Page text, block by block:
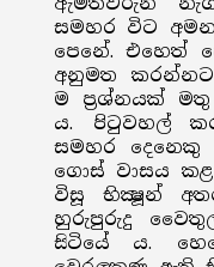
සමහර විට
පෙනේ. එහෙත්
අනුමත
ම ප්‍රශ්නයක්
ය. පිටුවහල්
සමහර දෙනෙකු
ගොස් වාසය
විසූ භික්‍ෂූන්
හුරුපුරුදු
සිටියේ ය.